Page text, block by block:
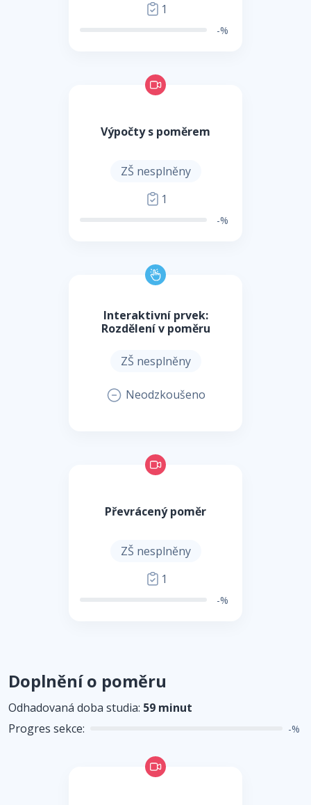
1
-%
Výpočty s poměrem
ZŠ nesplněny
1
-%
Interaktivní prvek:
Rozdělení v poměru
ZŠ nesplněny
Neodzkoušeno
Převrácený poměr
ZŠ nesplněny
1
-%
Doplnění o poměru
Odhadovaná doba studia: 59 minut
Progres sekce:
-%